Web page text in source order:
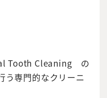
Tooth Cleaning の
う専門的なクリーニ